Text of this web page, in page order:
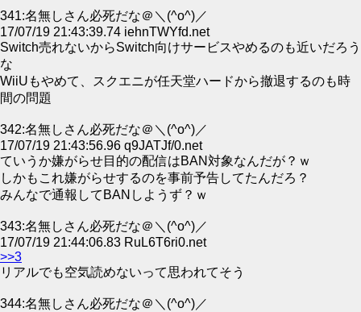
341:名無しさん必死だな＠＼(^o^)／
17/07/19 21:43:39.74 iehnTWYfd.net
Switch売れないからSwitch向けサービスやめるのも近いだろう
な
WiiUもやめて、スクエニが任天堂ハードから撤退するのも時
間の問題
342:名無しさん必死だな＠＼(^o^)／
17/07/19 21:43:56.96 q9JATJf/0.net
ていうか嫌がらせ目的の配信はBAN対象なんだが？ｗ
しかもこれ嫌がらせするのを事前予告してたんだろ？
みんなで通報してBANしようず？ｗ
343:名無しさん必死だな＠＼(^o^)／
17/07/19 21:44:06.83 RuL6T6ri0.net
>>3
リアルでも空気読めないって思われてそう
344:名無しさん必死だな＠＼(^o^)／